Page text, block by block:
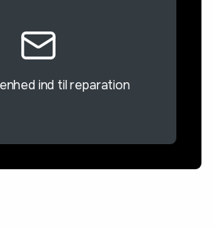
ind til reparation